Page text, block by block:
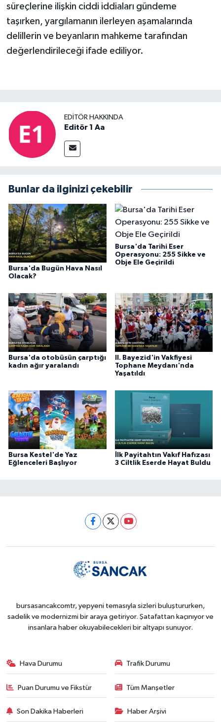
süreçlerine ilişkin ciddi iddiaları gündeme
taşırken, yargılamanın ilerleyen aşamalarında
delillerin ve beyanların mahkeme tarafından
değerlendirileceği ifade ediliyor.
EDITÖR HAKKINDA
Editör 1 Aa
Bunlar da ilginizi çekebilir
Bursa'da Bugün Hava Nasıl
Olacak?
Bursa'da Tarihi Eser
Operasyonu: 255 Sikke ve
Obje Ele Geçirildi
Bursa'da otobüsün çarptığı
kadın ağır yaralandı
II. Bayezid'in Vakfiyesi
Tophane Meydanı'nda
Yaşatıldı
Bursa Kestel'de Yaz
Eğlenceleri Başlıyor
İlk Payitahtın Vakıf Hafızası
3 Ciltlik Eserde Hayat Buldu
bursasancakcomtr, yepyeni temasıyla sizleri buluştururken,
sadelik ve modernizmi bir araya getiriyor. Şatafattan kaçınıyor ve
insanlara haber okuyabilecekleri bir altyapı sunuyor.
Hava Durumu Trafik Durumu
Puan Durumu ve Fikstür Tüm Manşetler
Son Dakika Haberleri Haber Arşivi